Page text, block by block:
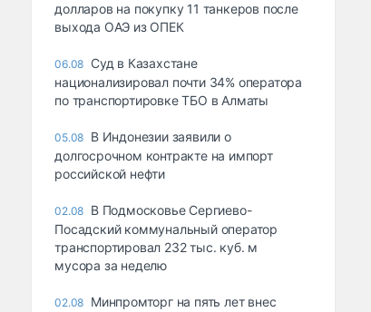
долларов на покупку 11 танкеров после
выхода ОАЭ из ОПЕК
06.08 Суд в Казахстане
национализировал почти 34% оператора
по транспортировке ТБО в Алматы
05.08 В Индонезии заявили о
долгосрочном контракте на импорт
российской нефти
02.08 В Подмосковье Сергиево-
Посадский коммунальный оператор
транспортировал 232 тыс. куб. м
мусора за неделю
02.08 Минпромторг на пять лет внес